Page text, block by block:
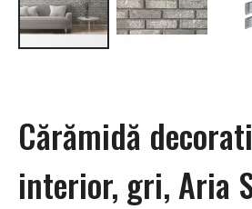
of
the
gallery
Cărămidă
interior, gri, Aria